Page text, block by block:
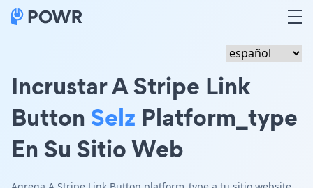
Incrustar A Stripe Link
ButtonSelz Platform_type
En Su Sitio Web